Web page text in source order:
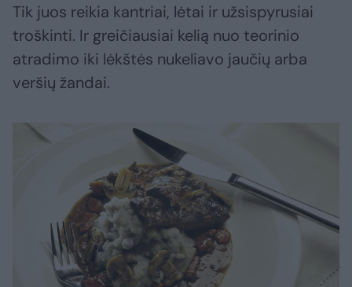
Tik juos reikia kantriai, lėtai ir užsispyrusiai
troškinti. Ir greičiausiai kelią nuo teorinio
atradimo iki lėkštės nukeliavo jaučių arba
veršių žandai.